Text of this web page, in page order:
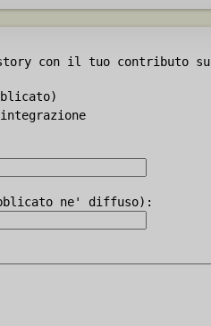
con il tuo contributo su
ne' diffuso):